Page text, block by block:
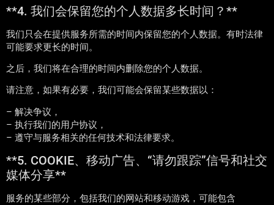
**4. 我们会保留您的个人数据多长时间？**
我们只会在提供服务所需的时间内保留您的个人数据。有时法律
可能要求更长的时间。
之后，我们将在合理的时间内删除您的个人数据。
请注意，如果有必要，我们可能会保留某些数据以：
– 解决争议，
– 执行我们的用户协议，
– 遵守与服务相关的任何技术和法律要求。
**5. COOKIE、移动广告、“请勿跟踪”信号和社交
媒体分享**
服务的某些部分，包括我们的网站和移动游戏，可能包含